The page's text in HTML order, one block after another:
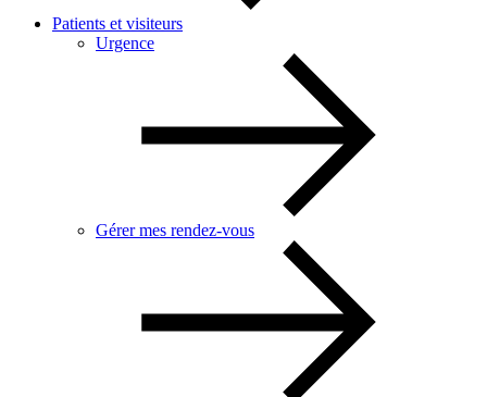
Patients et visiteurs
Urgence
Gérer mes rendez-vous